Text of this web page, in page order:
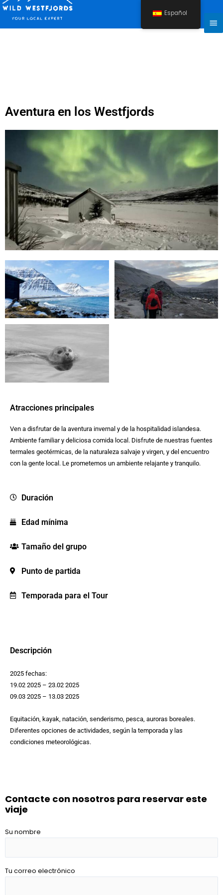
Ir
contenido
Aventura en los Westfjords
Atracciones principales
Ven a disfrutar de la aventura invernal y de la hospitalidad islandesa.
Ambiente familiar y deliciosa comida local. Disfrute de nuestras fuentes
termales geotérmicas, de la naturaleza salvaje y virgen, y del encuentro
con la gente local. Le prometemos un ambiente relajante y tranquilo.
Duración
Edad mínima
Tamaño del grupo
Punto de partida
Temporada para el Tour
Descripción
2025 fechas:
19.02 2025 – 23.02 2025
09.03 2025 – 13.03 2025
Equitación, kayak, natación, senderismo, pesca, auroras boreales.
Diferentes opciones de actividades, según la temporada y las
condiciones meteorológicas.
Contacte con nosotros para reservar este
viaje
Su nombre
Tu correo electrónico
Español